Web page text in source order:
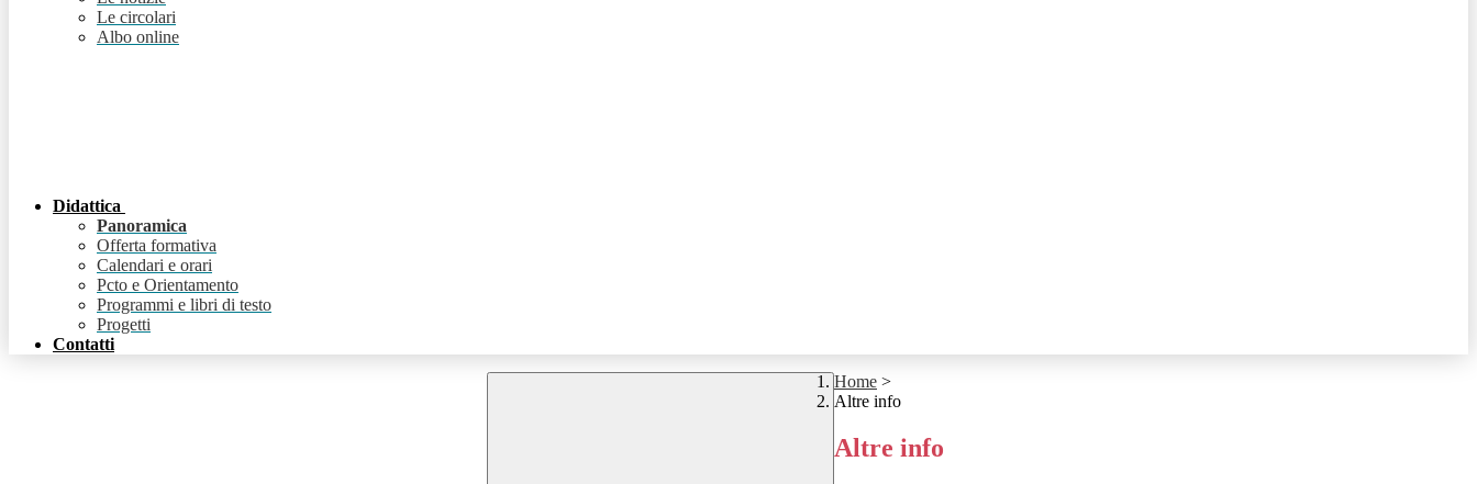
Le circolari
Albo online
Didattica
Panoramica
Offerta formativa
Calendari e orari
Pcto e Orientamento
Programmi e libri di testo
Progetti
Contatti
Home >
Altre info
Altre info